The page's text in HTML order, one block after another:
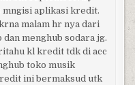
aplikasi kredit.
malam hr nya dari
menghub sodara jg.
kl kredit tdk di acc
toko musik
ini bermaksud utk